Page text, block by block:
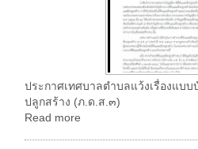
ประกาศเทศบาลตำบลแว้งเรื่องแบ
ปลูกสร้าง (ภ.ด.ส.๓)
Read more